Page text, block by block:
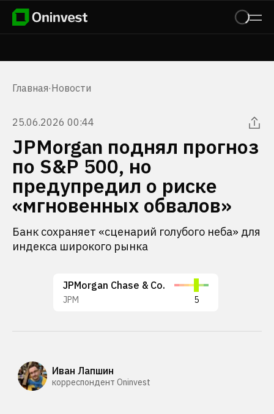
Главная·Новости
25.06.2026 00:44
JPMorgan поднял прогноз
по S&P 500, но
предупредил о риске
«мгновенных обвалов»
Банк сохраняет «сценарий голубого неба» для
индекса широкого рынка
JPMorgan Chase & Co.
JPM 5
Иван Лапшин
корреспондент Oninvest